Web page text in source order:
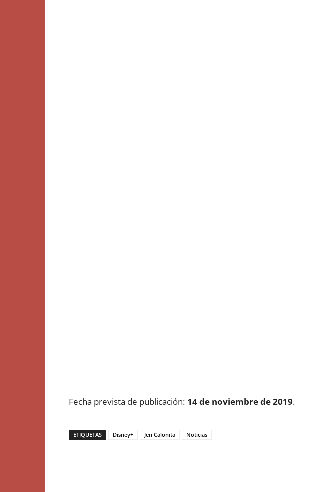
Fecha prevista de publicación: 14 de noviembre de 2019.
ETIQUETAS Disney+ Jen Calonita Noticias